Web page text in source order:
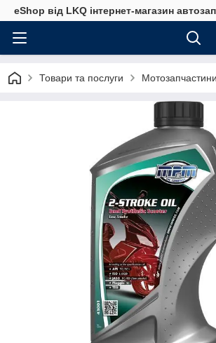
eShop від LKQ інтернет-магазин
Товари та послуги Мотозапчастини